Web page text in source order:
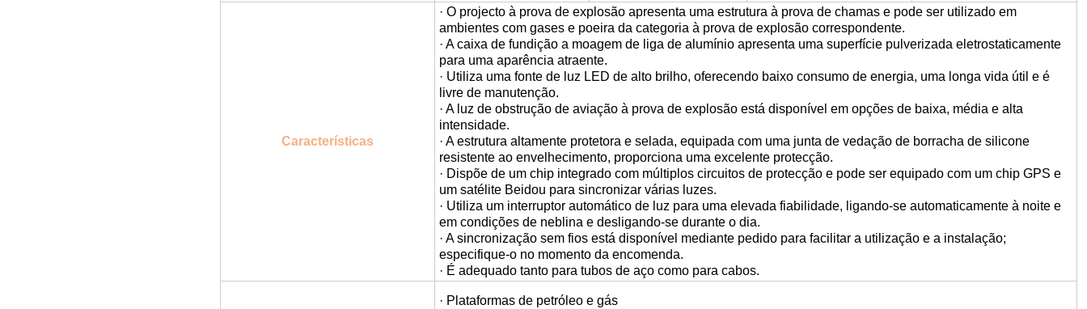
Características
· O projecto à prova de explosão apresenta uma estrutura à prova de chamas e pode ser utilizado em
ambientes com gases e poeira da categoria à prova de explosão correspondente.
· A caixa de fundição a moagem de liga de alumínio apresenta uma superfície pulverizada eletrostaticamente
para uma aparência atraente.
· Utiliza uma fonte de luz LED de alto brilho, oferecendo baixo consumo de energia, uma longa vida útil e é
livre de manutenção.
· A luz de obstrução de aviação à prova de explosão está disponível em opções de baixa, média e alta
intensidade.
· A estrutura altamente protetora e selada, equipada com uma junta de vedação de borracha de silicone
resistente ao envelhecimento, proporciona uma excelente protecção.
· Dispõe de um chip integrado com múltiplos circuitos de protecção e pode ser equipado com um chip GPS e
um satélite Beidou para sincronizar várias luzes.
· Utiliza um interruptor automático de luz para uma elevada fiabilidade, ligando-se automaticamente à noite e
em condições de neblina e desligando-se durante o dia.
· A sincronização sem fios está disponível mediante pedido para facilitar a utilização e a instalação;
especifique-o no momento da encomenda.
· É adequado tanto para tubos de aço como para cabos.
· Plataformas de petróleo e gás